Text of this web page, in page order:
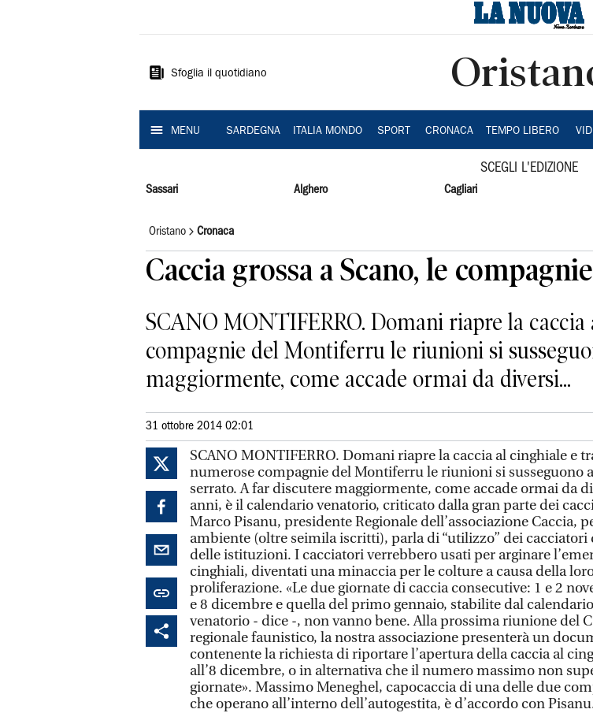
Sardegna
Sfoglia il quotidiano
MENU SARDEGNA ITALIA MONDO SPORT CRONACA TEMPO LIBERO
SCEGLI L'EDIZIONE
Sassari Alghero Cagliari
Oristano Cronaca
Caccia grossa a Scano, le
SCANO MONTIFERRO. Domani riapre la
compagnie del Montiferru le riunioni si
maggiormente, come accade ormai da diversi...
31 ottobre 2014 02:01
SCANO MONTIFERRO. Domani riapre la caccia al cinghiale e
numerose compagnie del Montiferru le riunioni si susseguono
serrato. A far discutere maggiormente, come accade ormai da
anni, è il calendario venatorio, criticato dalla gran parte dei
Marco Pisanu, presidente Regionale dell’associazione Caccia,
ambiente (oltre seimila iscritti), parla di “utilizzo” dei cacciatori
delle istituzioni. I cacciatori verrebbero usati per arginare
cinghiali, diventati una minaccia per le colture a causa della
proliferazione. «Le due giornate di caccia consecutive: 1 e 2
e 8 dicembre e quella del primo gennaio, stabilite dal calendario
venatorio - dice -, non vanno bene. Alla prossima riunione del
regionale faunistico, la nostra associazione presenterà un
contenente la richiesta di riportare l’apertura della caccia al
all’8 dicembre, o in alternativa che il numero massimo non
giornate». Massimo Meneghel, capocaccia di una delle due
che operano all’interno dell’autogestita, è d’accordo con